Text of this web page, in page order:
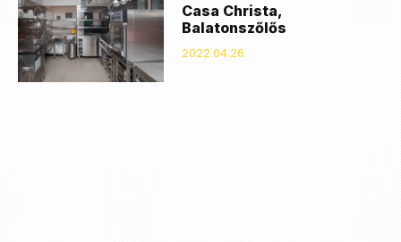
Casa Christa,
Balatonszőlős
2022.04.26.